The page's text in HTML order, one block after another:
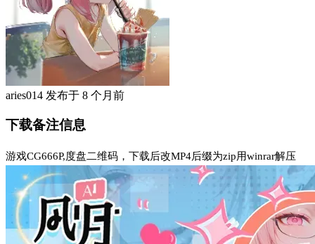
aries014 发布于 8 个月前
下载备注信息
游戏CG666P,度盘二维码，下载后改MP4后缀为zip用winrar解压